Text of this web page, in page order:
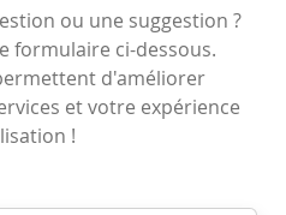
ou une suggestion ?
formulaire ci-dessous.
d'améliorer
et votre expérience
!